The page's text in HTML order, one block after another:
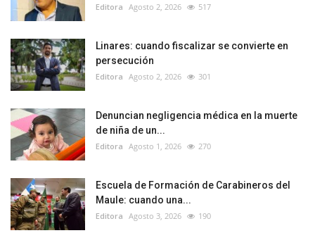
Editora Agosto 2, 2026 517
Linares: cuando fiscalizar se convierte en
persecución
Editora Agosto 2, 2026 301
Denuncian negligencia médica en la muerte
de niña de un...
Editora Agosto 1, 2026 270
Escuela de Formación de Carabineros del
Maule: cuando una...
Editora Agosto 3, 2026 190